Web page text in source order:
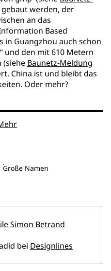
gebaut werden, der
an das
Based
in Guangzhou auch schon
und den mit 610 Metern
(siehe Baunetz-Meldung
China ist und bleibt das
Oder mehr?
Große Namen
Simon Betrand
bei Designlines